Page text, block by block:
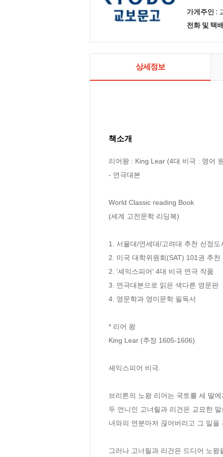
가게주인 :
전화 및 택
상세정보
책소개
리어왕 : King Lear (4대 비극 : 영어
- 연극대본
World Classic reading Book
(세계 고전문학 리딩북)
1. 서울대/연세대/고려대 추천 선정도
2. 미국 대학위원회(SAT) 101권 추천
2. '셰익스피어' 4대 비극 연극 작품
3. 연극대본으로 읽은 색다른 영문판
4. 영문학과 영미문학 필독서
* 리어 왕
King Lear (추정 1605-1606)
셰익스피어 비극.
브리튼의 노왕 리어는 국토를 세 딸
두 언니인 고너릴과 리건은 교묘한
녀와의 연분마저 끊어버리고 그 일을
그러나 고너릴과 리건은 드디어 노